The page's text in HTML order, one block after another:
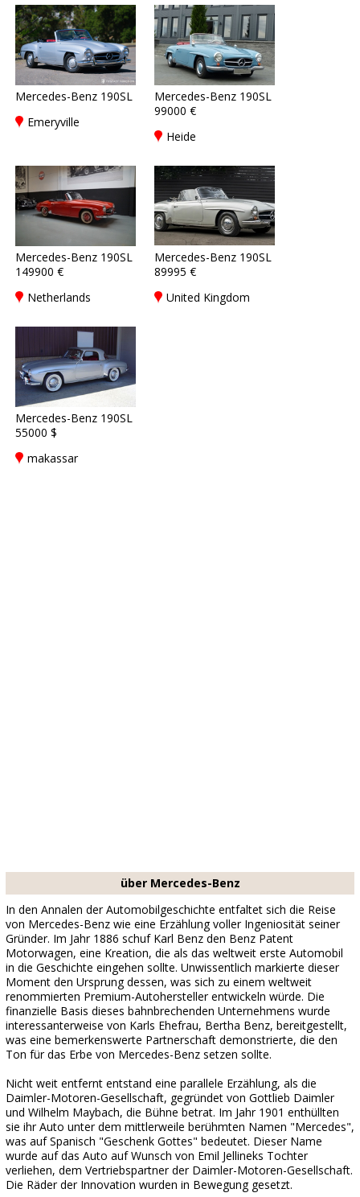
Mercedes-Benz 190SL
Emeryville
Mercedes-Benz 190SL
99000 €
Heide
Mercedes-Benz 190SL
149900 €
Netherlands
Mercedes-Benz 190SL
89995 €
United Kingdom
Mercedes-Benz 190SL
55000 $
makassar
über Mercedes-Benz
In den Annalen der Automobilgeschichte entfaltet sich die Reise
von Mercedes-Benz wie eine Erzählung voller Ingeniosität seiner
Gründer. Im Jahr 1886 schuf Karl Benz den Benz Patent
Motorwagen, eine Kreation, die als das weltweit erste Automobil
in die Geschichte eingehen sollte. Unwissentlich markierte dieser
Moment den Ursprung dessen, was sich zu einem weltweit
renommierten Premium-Autohersteller entwickeln würde. Die
finanzielle Basis dieses bahnbrechenden Unternehmens wurde
interessanterweise von Karls Ehefrau, Bertha Benz, bereitgestellt,
was eine bemerkenswerte Partnerschaft demonstrierte, die den
Ton für das Erbe von Mercedes-Benz setzen sollte.
Nicht weit entfernt entstand eine parallele Erzählung, als die
Daimler-Motoren-Gesellschaft, gegründet von Gottlieb Daimler
und Wilhelm Maybach, die Bühne betrat. Im Jahr 1901 enthüllten
sie ihr Auto unter dem mittlerweile berühmten Namen "Mercedes",
was auf Spanisch "Geschenk Gottes" bedeutet. Dieser Name
wurde auf das Auto auf Wunsch von Emil Jellineks Tochter
verliehen, dem Vertriebspartner der Daimler-Motoren-Gesellschaft.
Die Räder der Innovation wurden in Bewegung gesetzt.